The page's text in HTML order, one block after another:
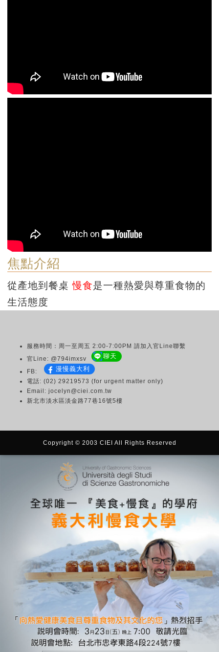
焦點介紹
從產地到餐桌慢食是一種熱愛與尊重食物的
生活態度
服務時間：周一至周五 2:00-7:00PM 請加入官Line聯繫
官Line: @794imxsv
聊天
FB: 漫慢義大利
電話: (02) 29219573 (for urgent matter only)
Email: jocelyn@ciei.com.tw
新北市淡水區淡金路77巷16號5樓
Copyright © 2003 CIEI All Rights Reserved